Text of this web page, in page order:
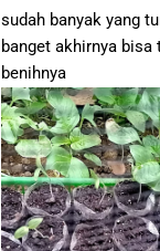
sudah banyak yang
banget akhirnya bisa
benihnya